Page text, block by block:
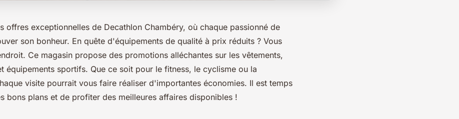
offres exceptionnelles de Decathlon Chambéry, où chaque passionné de
son bonheur. En quête d'équipements de qualité à prix réduits ? Vous
Ce magasin propose des promotions alléchantes sur les vêtements,
équipements sportifs. Que ce soit pour le fitness, le cyclisme ou la
visite pourrait vous faire réaliser d'importantes économies. Il est temps
bons plans et de profiter des meilleures affaires disponibles !